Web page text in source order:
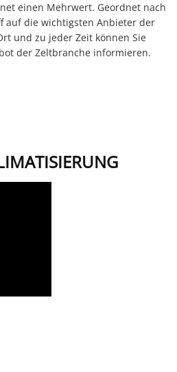
einen Mehrwert. Geordnet nach
auf die wichtigsten Anbieter der
und zu jeder Zeit können Sie
der Zeltbranche informieren.